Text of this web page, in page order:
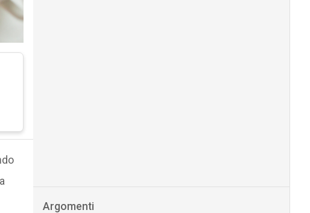
Argomenti